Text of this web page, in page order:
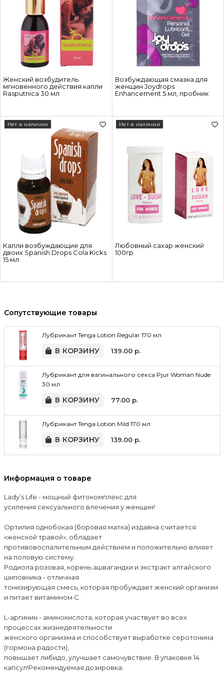
Женский возбудитель
мгновенного действия капли
Rasputnica 30 мл
Возбуждающая смазка для
женщин Joydrops
Enhancement 5 мл, пробник
Капли возбуждающие для
двоих Spanish Drops Cola Kicks
15 мл
Нет в наличии
Любовный сахар женский
100гр
Нет в наличии
Сопутствующие товары
Лубрикант Tenga Lotion Regular 170 мл
В КОРЗИНУ 139.00р.
Лубрикант для вагинального секса Pjur Woman Nude
30 мл
В КОРЗИНУ 77.00р.
Лубрикант Tenga Lotion Mild 170 мл
В КОРЗИНУ 139.00р.
Информация о товаре
Lady’s Life - мощный фитокомплекс для
усиления сексуального влечения у женщин!
Ортилия однобокая (боровая матка) издавна считается
«женской травой», обладает
противовоспалительным действием и положительно влияет
на половую систему.
Родиола розовая, корень ашвагандхи и экстракт алтайского
шиповника - отличная
тонизирующая смесь, которая пробуждает женский организм
и питает витамином С.
L-аргинин - аминокислота, которая участвует во всех
процессах жизнедеятельности
женского организма и способствует выработке серотонина
(гормона радости),
повышает либидо, улучшает самочувствие. В упаковке 14
капсул!Рекомендуемая дозировка: